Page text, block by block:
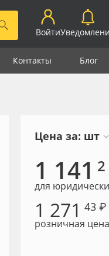
Войти
Контакты Блог
Цена за: шт
1 141
для
1 271 43 ₽
розничная цена